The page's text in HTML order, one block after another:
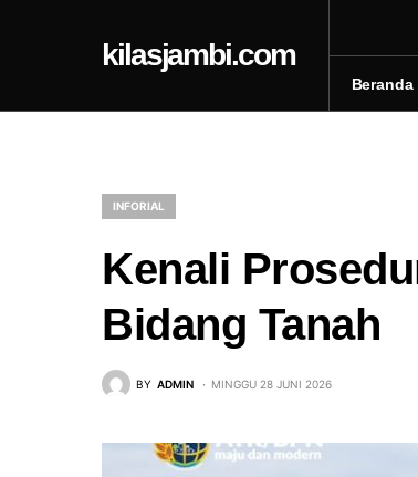
kilasjambi.com
Beranda
INFORIAL
Kenali
Bidang Tanah
BY ADMIN MINGGU 28 JUNI 2026